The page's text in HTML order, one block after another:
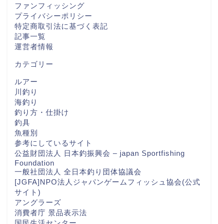
ファンフィッシング
プライバシーポリシー
特定商取引法に基づく表記
記事一覧
運営者情報
カテゴリー
ルアー
川釣り
海釣り
釣り方・仕掛け
釣具
魚種別
参考にしているサイト
公益財団法人 日本釣振興会 – japan Sportfishing
Foundation
一般社団法人 全日本釣り団体協議会
[JGFA]NPO法人ジャパンゲームフィッシュ協会(公式
サイト)
アングラーズ
消費者庁 景品表示法